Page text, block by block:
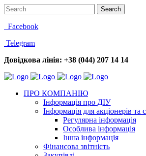
Facebook
Telegram
Довідкова лінія: +38 (044) 207 14 14
ПРО КОМПАНІЮ
Інформація про ДІУ
Інформація для акціонерів та
Регулярна інформація
Особлива інформація
Інша інформація
Фінансова звітність